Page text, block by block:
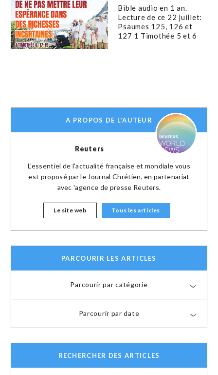
Bible audio en 1 an.
Lecture de ce 22 juillet:
Psaumes 125, 126 et
127 1 Timothée 5 et 6
A PROPOS DE L'AUTEUR
Reuters
L'essentiel de l'actualité française et mondiale vous
est proposé par le Journal Chrétien, en partenariat
avec 'agence de presse Reuters.
Le site web Tous les articles
PARCOURIR LES ARTICLES
Parcourir par catégorie
Parcourir par date
RECHERCHER DES ARTICLES